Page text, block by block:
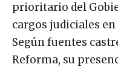
prioritario del
cargos judiciales
Según fuentes
Reforma, su